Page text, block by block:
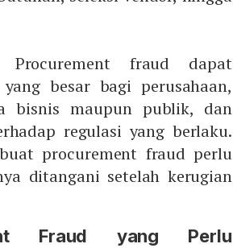
Procurement fraud dapat
besar bagi perusahaan,
bisnis maupun publik, dan
regulasi yang berlaku.
procurement fraud perlu
ditangani setelah kerugian
Fraud yang Perlu